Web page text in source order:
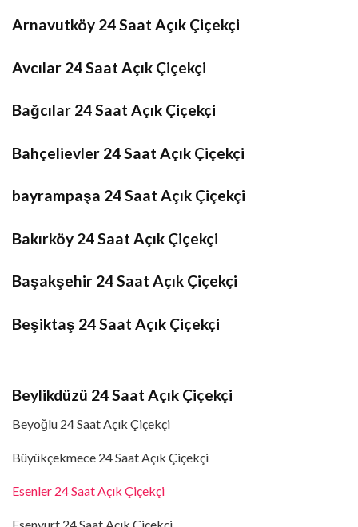
Arnavutköy 24 Saat Açık Çiçekçi
Avcılar 24 Saat Açık Çiçekçi
Bağcılar 24 Saat Açık Çiçekçi
Bahçelievler 24 Saat Açık Çiçekçi
bayrampaşa 24 Saat Açık Çiçekçi
Bakırköy 24 Saat Açık Çiçekçi
Başakşehir 24 Saat Açık Çiçekçi
Beşiktaş 24 Saat Açık Çiçekçi
Beylikdüzü 24 Saat Açık Çiçekçi
Beyoğlu 24 Saat Açık Çiçekçi
Büyükçekmece 24 Saat Açık Çiçekçi
Esenler 24 Saat Açık Çiçekçi